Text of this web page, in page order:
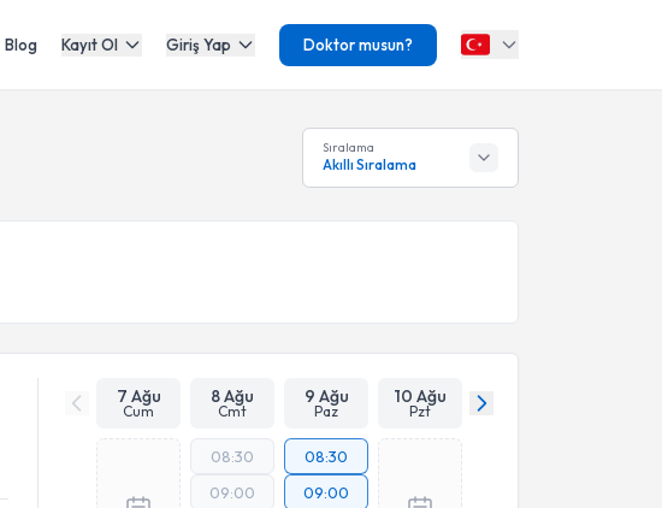
Blog Kayıt Ol Giriş Yap Doktor musun?
Sıralama
Akıllı Sıralama
7 Ağu
Cum
8 Ağu
Cmt
9 Ağu
Paz
10 Ağu
Pzt
08:30
09:00
08:30
09:00